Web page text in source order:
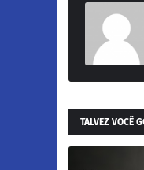
TALVEZ VOCÊ